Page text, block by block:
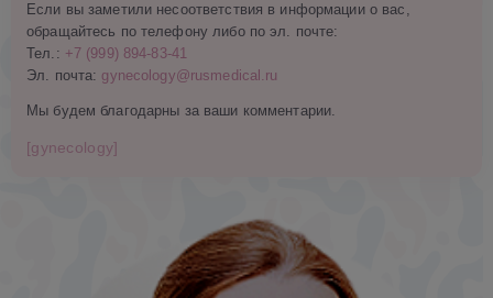
Если вы заметили несоответствия в информации о вас,
обращайтесь по телефону либо по эл. почте:
Тел.: +7 (999) 894-83-41
Эл. почта: gynecology@rusmedical.ru
Мы будем благодарны за ваши комментарии.
[gynecology]